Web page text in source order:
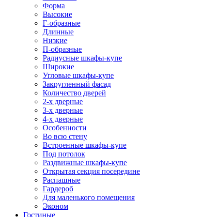
Форма
Высокие
Г-образные
Длинные
Низкие
П-образные
Радиусные шкафы-купе
Широкие
Угловые шкафы-купе
Закругленный фасад
Количество дверей
2-х дверные
3-х дверные
4-х дверные
Особенности
Во всю стену
Встроенные шкафы-купе
Под потолок
Раздвижные шкафы-купе
Открытая секция посередине
Распашные
Гардероб
Для маленького помещения
Эконом
Гостиные